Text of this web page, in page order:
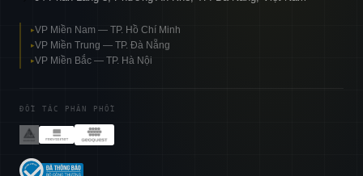
▸VP Miền Nam — TP. Hồ Chí Minh
▸VP Miền Trung — TP. Đà Nẵng
▸VP Miền Bắc — TP. Hà Nội
ĐỐI TÁC PHÂN PHỐI